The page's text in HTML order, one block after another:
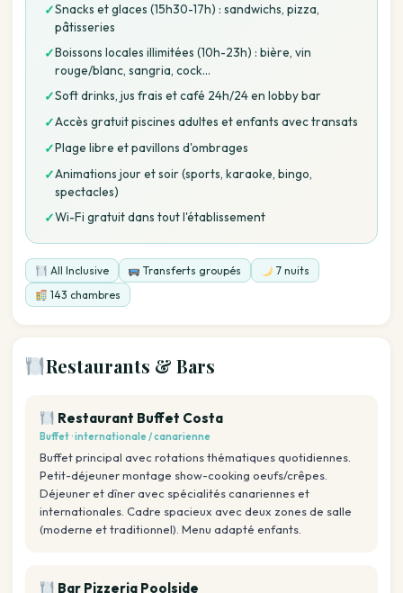
✓Snacks et glaces (15h30-17h) : sandwichs, pizza,
pâtisseries
✓Boissons locales illimitées (10h-23h) : bière, vin
rouge/blanc, sangria, cock…
✓Soft drinks, jus frais et café 24h/24 en lobby bar
✓Accès gratuit piscines adultes et enfants avec transats
✓Plage libre et pavillons d'ombrages
✓Animations jour et soir (sports, karaoke, bingo,
spectacles)
✓Wi-Fi gratuit dans tout l'établissement
All Inclusive Transferts groupés
7 nuits
143 chambres
Restaurants & Bars
Restaurant Buffet Costa
Buffet · internationale / canarienne
Buffet principal avec rotations thématiques quotidiennes.
Petit-déjeuner montage show-cooking oeufs/crêpes.
Déjeuner et dîner avec spécialités canariennes et
internationales. Cadre spacieux avec deux zones de salle
(moderne et traditionnel). Menu adapté enfants.
Bar Pizzeria Poolside